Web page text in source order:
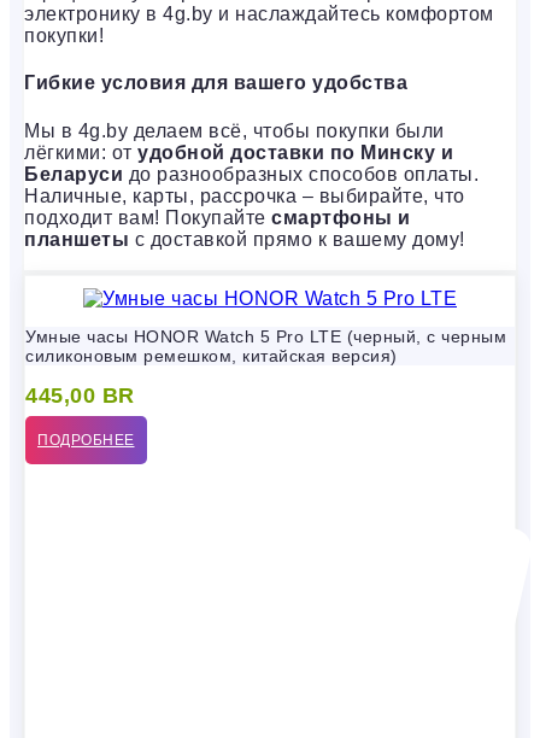
электронику в 4g.by и наслаждайтесь комфортом
покупки!
Гибкие условия для вашего удобства
Мы в 4g.by делаем всё, чтобы покупки были
лёгкими: от удобной доставки по Минску и
Беларуси до разнообразных способов оплаты.
Наличные, карты, рассрочка – выбирайте, что
подходит вам! Покупайте смартфоны и
планшеты с доставкой прямо к вашему дому!
Умные часы HONOR Watch 5 Pro LTE (черный, с черным
силиконовым ремешком, китайская версия)
445,00 BR
ПОДРОБНЕЕ